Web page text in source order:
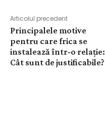
Articolul precedent
Principalele motive
pentru care frica se
instalează într-o relație:
Cât sunt de justificabile?